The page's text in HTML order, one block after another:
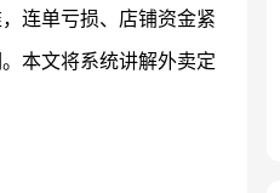
连单亏损、店铺资金紧
本文将系统讲解外卖定